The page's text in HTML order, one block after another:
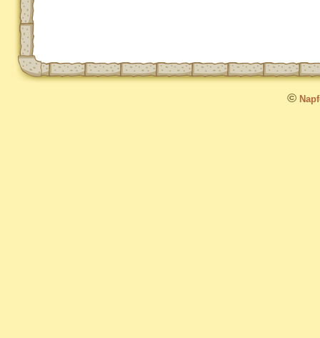
©